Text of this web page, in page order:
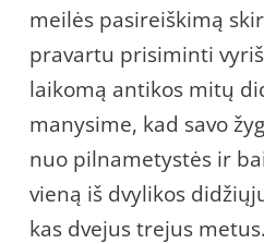
meilės pasireiškimą
pravartu prisiminti
laikomą antikos mitų
manysime, kad savo
nuo pilnametystės ir
vieną iš dvylikos
kas dvejus trejus